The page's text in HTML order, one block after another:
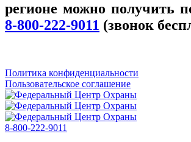
регионе можно получить
8-800-222-9011 (звонок
Политика конфиденциальности
Пользовательское соглашение
8-800-222-9011